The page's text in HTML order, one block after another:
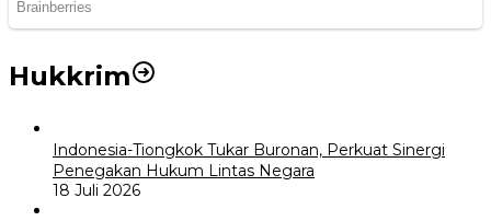
Hukkrim
Indonesia-Tiongkok Tukar Buronan, Perkuat Sinergi
Penegakan Hukum Lintas Negara
18 Juli 2026